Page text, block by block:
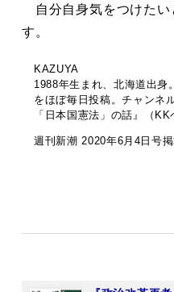
自分自身気をつけたい
す。
KAZUYA
1988年生まれ、北海道出身
をほぼ毎日投稿。チャンネ
「日本国憲法」の話』（KK
週刊新潮 2020年6月4日号